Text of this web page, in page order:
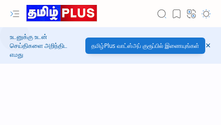
உடனுக்கு உடன்
செய்திகளை அறிந்திட
எமது
தமிழ்Plus வாட்ஸ்அப் குரூப்பில் இணையுங்கள்